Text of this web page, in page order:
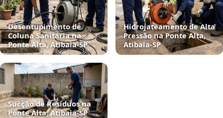
Desentupimento de
Coluna Sanitária na
Ponte Alta, Atibaia‑SP
Hidrojateamento de Alta
Pressão na Ponte Alta,
Atibaia‑SP
Sucção de Resíduos na
Ponte Alta, Atibaia‑SP